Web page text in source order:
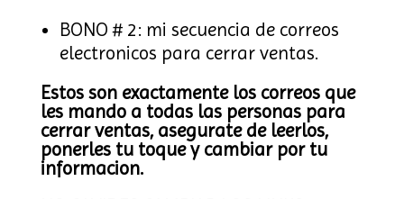
BONO # 2: mi secuencia de correos
electronicos para cerrar ventas.
Estos son exactamente los correos que
les mando a todas las personas para
cerrar ventas, asegurate de leerlos,
ponerles tu toque y cambiar por tu
informacion.